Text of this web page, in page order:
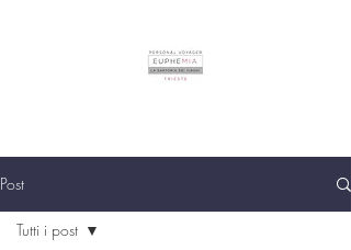
Post
Tutti i post